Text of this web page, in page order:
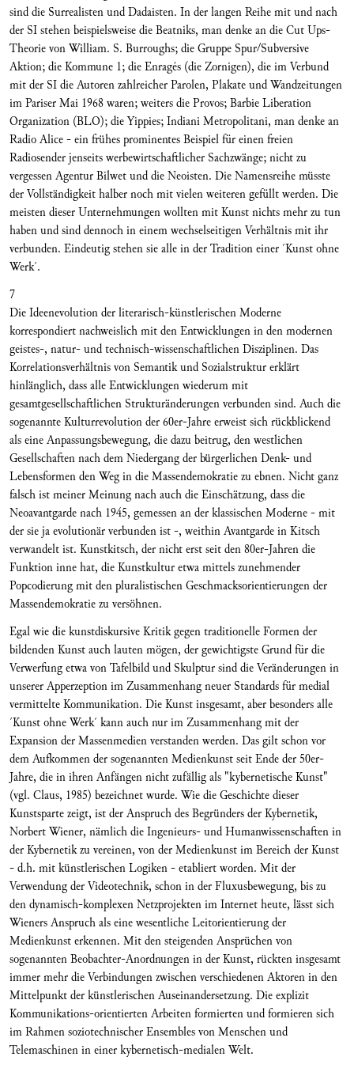
sind die Surrealisten und Dadaisten. In der langen Reihe mit und nach
der SI stehen beispielsweise die Beatniks, man denke an die Cut Ups-
Theorie von William. S. Burroughs; die Gruppe Spur/Subversive
Aktion; die Kommune 1; die Enragés (die Zornigen), die im Verbund
mit der SI die Autoren zahlreicher Parolen, Plakate und Wandzeitungen
im Pariser Mai 1968 waren; weiters die Provos; Barbie Liberation
Organization (BLO); die Yippies; Indiani Metropolitani, man denke an
Radio Alice - ein frühes prominentes Beispiel für einen freien
Radiosender jenseits werbewirtschaftlicher Sachzwänge; nicht zu
vergessen Agentur Bilwet und die Neoisten. Die Namensreihe müsste
der Vollständigkeit halber noch mit vielen weiteren gefüllt werden. Die
meisten dieser Unternehmungen wollten mit Kunst nichts mehr zu tun
haben und sind dennoch in einem wechselseitigen Verhältnis mit ihr
verbunden. Eindeutig stehen sie alle in der Tradition einer ´Kunst ohne
Werk´.
7
Die Ideenevolution der literarisch-künstlerischen Moderne
korrespondiert nachweislich mit den Entwicklungen in den modernen
geistes-, natur- und technisch-wissenschaftlichen Disziplinen. Das
Korrelationsverhältnis von Semantik und Sozialstruktur erklärt
hinlänglich, dass alle Entwicklungen wiederum mit
gesamtgesellschaftlichen Strukturänderungen verbunden sind. Auch die
sogenannte Kulturrevolution der 60er-Jahre erweist sich rückblickend
als eine Anpassungsbewegung, die dazu beitrug, den westlichen
Gesellschaften nach dem Niedergang der bürgerlichen Denk- und
Lebensformen den Weg in die Massendemokratie zu ebnen. Nicht ganz
falsch ist meiner Meinung nach auch die Einschätzung, dass die
Neoavantgarde nach 1945, gemessen an der klassischen Moderne - mit
der sie ja evolutionär verbunden ist -, weithin Avantgarde in Kitsch
verwandelt ist. Kunstkitsch, der nicht erst seit den 80er-Jahren die
Funktion inne hat, die Kunstkultur etwa mittels zunehmender
Popcodierung mit den pluralistischen Geschmacksorientierungen der
Massendemokratie zu versöhnen.
Egal wie die kunstdiskursive Kritik gegen traditionelle Formen der
bildenden Kunst auch lauten mögen, der gewichtigste Grund für die
Verwerfung etwa von Tafelbild und Skulptur sind die Veränderungen in
unserer Apperzeption im Zusammenhang neuer Standards für medial
vermittelte Kommunikation. Die Kunst insgesamt, aber besonders alle
´Kunst ohne Werk´ kann auch nur im Zusammenhang mit der
Expansion der Massenmedien verstanden werden. Das gilt schon vor
dem Aufkommen der sogenannten Medienkunst seit Ende der 50er-
Jahre, die in ihren Anfängen nicht zufällig als "kybernetische Kunst"
(vgl. Claus, 1985) bezeichnet wurde. Wie die Geschichte dieser
Kunstsparte zeigt, ist der Anspruch des Begründers der Kybernetik,
Norbert Wiener, nämlich die Ingenieurs- und Humanwissenschaften in
der Kybernetik zu vereinen, von der Medienkunst im Bereich der Kunst
- d.h. mit künstlerischen Logiken - etabliert worden. Mit der
Verwendung der Videotechnik, schon in der Fluxusbewegung, bis zu
den dynamisch-komplexen Netzprojekten im Internet heute, lässt sich
Wieners Anspruch als eine wesentliche Leitorientierung der
Medienkunst erkennen. Mit den steigenden Ansprüchen von
sogenannten Beobachter-Anordnungen in der Kunst, rückten insgesamt
immer mehr die Verbindungen zwischen verschiedenen Aktoren in den
Mittelpunkt der künstlerischen Auseinandersetzung. Die explizit
Kommunikations-orientierten Arbeiten formierten und formieren sich
im Rahmen soziotechnischer Ensembles von Menschen und
Telemaschinen in einer kybernetisch-medialen Welt.